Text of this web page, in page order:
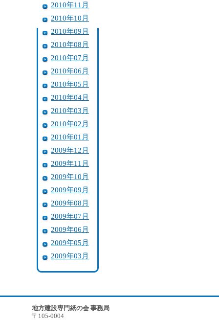
2010年11月
2010年10月
2010年09月
2010年08月
2010年07月
2010年06月
2010年05月
2010年04月
2010年03月
2010年02月
2010年01月
2009年12月
2009年11月
2009年10月
2009年09月
2009年08月
2009年07月
2009年06月
2009年05月
2009年03月
地方建設専門紙の会 事務局
〒105-0004